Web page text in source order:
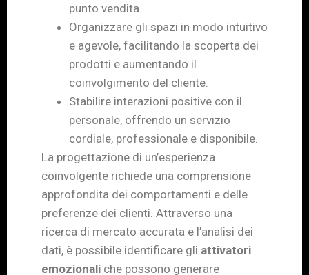
punto vendita.
Organizzare gli spazi in modo intuitivo
e agevole, facilitando la scoperta dei
prodotti e aumentando il
coinvolgimento del cliente.
Stabilire interazioni positive con il
personale, offrendo un servizio
cordiale, professionale e disponibile.
La progettazione di un’esperienza
coinvolgente richiede una comprensione
approfondita dei comportamenti e delle
preferenze dei clienti. Attraverso una
ricerca di mercato accurata e l’analisi dei
dati, è possibile identificare gli attivatori
emozionali che possono generare